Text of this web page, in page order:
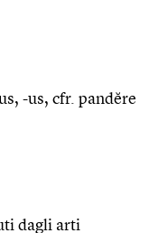
-us, cfr. pandĕre
dagli arti